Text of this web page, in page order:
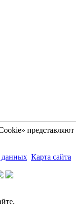
данных Карта сайта